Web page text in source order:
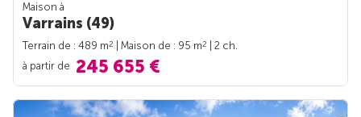
Maison à
Varrains (49)
Terrain de : 489 m2 | Maison de : 95 m2
| 2 ch.
à partir de 245 655 €